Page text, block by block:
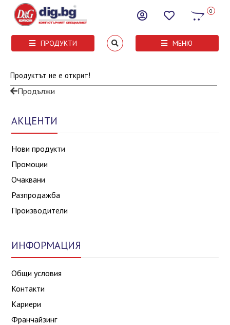
0
ПРОДУКТИ МЕНЮ
Продуктът не е открит!
Продължи
АКЦЕНТИ
Нови продукти
Промоции
Очаквани
Разпродажба
Производители
ИНФОРМАЦИЯ
Общи условия
Контакти
Кариери
Франчайзинг